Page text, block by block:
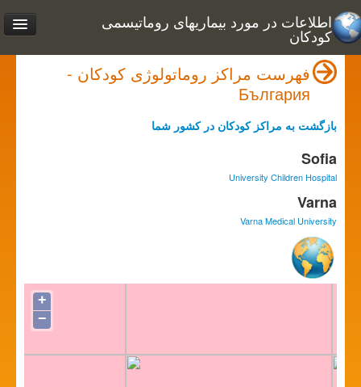
اطلاعات در مورد بیماریهای روماتیسمی
کودکان
فهرست مراکز روماتولوژی کودکان -
България
بازگشت به مراکز کودکان در کشور شما
Sofia
University Children Hospital
Varna
Varna Medical University
+
−